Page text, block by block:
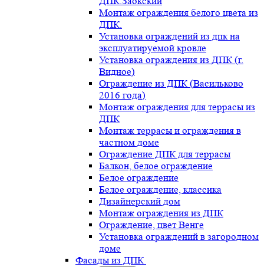
Монтаж ограждения белого цвета из
ДПК.
Установка ограждений из дпк на
эксплуатируемой кровле
Установка ограждения из ДПК (г.
Видное)
Ограждение из ДПК (Васильково
2016 года)
Монтаж ограждения для террасы из
ДПК
Монтаж террасы и ограждения в
частном доме
Ограждение ДПК для террасы
Балкон, белое ограждение
Белое ограждение
Белое ограждение, классика
Дизайнерский дом
Монтаж ограждения из ДПК
Ограждение, цвет Венге
Установка ограждений в загородном
доме
Фасады из ДПК